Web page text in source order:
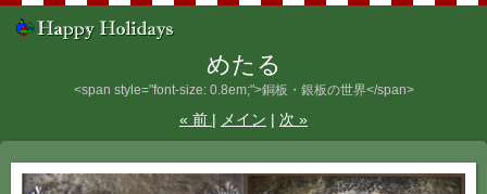
めたる
<span style="font-size: 0.8em;">銅板・銀板の世界</span>
« 前 メイン 次 »